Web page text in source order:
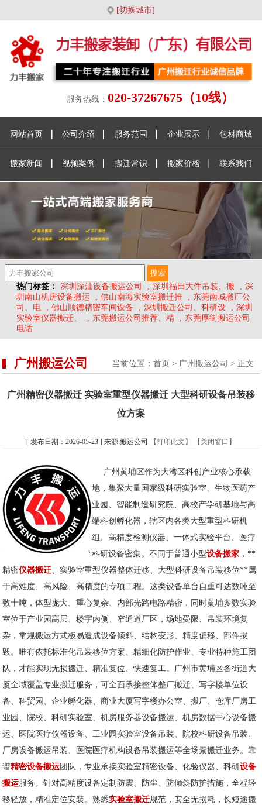
[切换城市]
服务热线： 020-37267675（10线）
网站首页 公司介绍 服务范围 企业展示 包材商城
搬家新闻 视频案例 搬迁常识 搬家价格 联系我们
热门标签： 深圳深汕设备搬运公司 , 深圳福田大件吊装、搬 , 深
圳南山机房设备搬运
, 佛山南海实验室搬迁推 , 东莞南城搬厂公
司、电
, 佛山顺德精密车间设备 , 深圳搬迁公司、科研设 , 深圳
实验室仪器搬迁、
, 东莞搬运公司推荐、精 , 东莞厚街搬运公司
电话
广州搬运公司 当前位置： 首页 > 广州搬运公司 > 正文
广州精密仪器搬迁 实验室重型仪器搬迁 大型科研设备吊装移
位方案
[ 发布日期：2026-05-23 ] 来源:搬运公司 【打印此文】 【关闭窗口】
广州黄埔区作为大湾区科创产业核心承载
地，集聚大量国家级科研实验室、生物医药产
业园、智能制造研究院、高校产学研基地与高
端科创孵化器，辖区内各类大型重型科研机
组、高精度检测仪器、一体式实验平台、医疗
科研设备密集。不同于普通小型设备搬家 ，**
精密仪器搬迁、实验室重型仪器整体迁移、大型科研设备吊装移位**属
于高难度、高风险、高精度的专项工程。这类设备单台自重可达数吨至
数十吨，体型庞大、重心复杂、内部光路电路精密，同时黄埔多数实验
室位于产业园高层、楼宇内侧、窄通道厂区，场地受限、吊装环境复
杂，常规搬运方式极易造成设备倾斜、结构变形、精度偏移、部件损
毁。唯有依托标准化吊装移位方案、精细化防护作业、专业特种施工团
队，才能实现无损搬迁、精准复位、快速复工。广州市黄埔区各街道大
厦全域覆盖专业搬迁服务，可全面承接整体整厂搬迁、写字楼单位设
备、科贸园、企业孵化器、商业大厦写字楼办公室、搬厂、仓库厂房工
业园、院校、科研实验室、机房服务器设备搬运、机房数据中心设备搬
运、医院医疗仪器设备、工业园实验室设备吊装、院校科研设备吊装、
厂房设备搬运吊装、医院医疗机构设备吊装搬运等全场景搬迁业务。靠
谱精密设备搬运团队，专业承接实验室精密设备、化验仪器、科研设备
搬运服务。针对高精度设备定制防震、防尘、防倾斜防护措施，全程轻
移轻放，精准定位安装。熟悉实验室搬迁规范，安全无损耗，长短途搬